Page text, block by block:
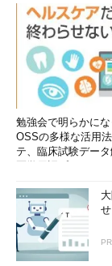
勉強会で明らかに
OSSの多様な活用
テ、臨床試験デー